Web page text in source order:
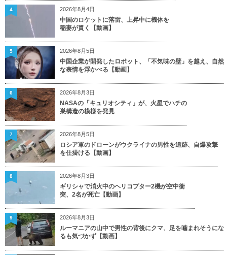
2026年8月4日
中国のロケットに落雷、上昇中に機体を
稲妻が貫く【動画】
4
2026年8月5日
中国企業が開発したロボット、「不気味の壁」を越え、自然
な表情を浮かべる【動画】
5
2026年8月3日
NASAの「キュリオシティ」が、火星でハチの
巣構造の模様を発見
6
2026年8月5日
ロシア軍のドローンがウクライナの男性を追跡、自爆攻撃
を仕掛ける【動画】
7
2026年8月3日
ギリシャで消火中のヘリコプター2機が空中衝
突、2名が死亡【動画】
8
2026年8月3日
ルーマニアの山中で男性の背後にクマ、足を噛まれそうにな
るも気づかず【動画】
9